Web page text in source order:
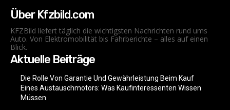
Über Kfzbild.com
KFZBild liefert täglich die wichtigsten Nachrichten rund ums
Auto. Von Elektromobilität bis Fahrberichte – alles auf einen
Blick.
Aktuelle Beiträge
Die Rolle Von Garantie Und Gewährleistung Beim Kauf
Eines Austauschmotors: Was Kaufinteressenten Wissen
Müssen